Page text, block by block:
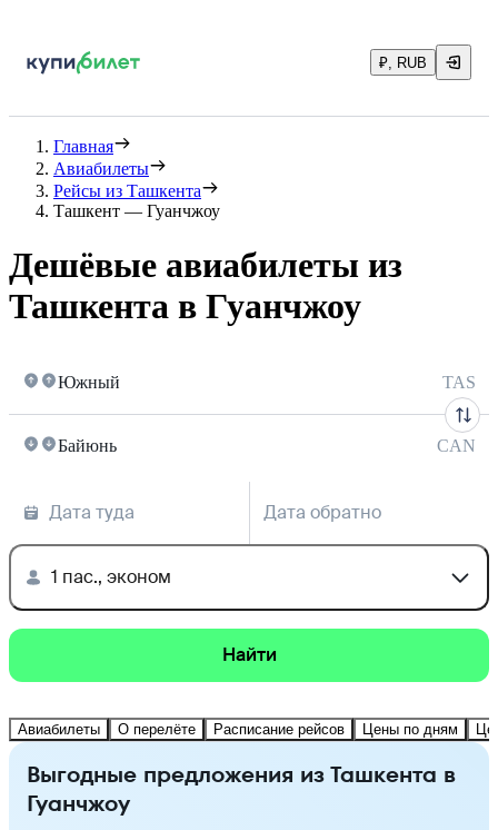
₽, RUB
Главная
Авиабилеты
Рейсы из Ташкента
Ташкент — Гуанчжоу
Дешёвые авиабилеты из
Ташкента в Гуанчжоу
Южный TAS
Байюнь CAN
Дата туда Дата обратно
1 пас., эконом
Найти
Авиабилеты О перелёте Расписание рейсов Цены по дням
Выгодные предложения из Ташкента в
Гуанчжоу